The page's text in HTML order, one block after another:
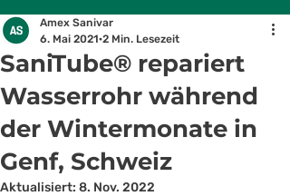
SaniTube® repariert
Wasserrohr während
der Wintermonate in
Genf, Schweiz
Amex Sanivar
6. Mai 2021 2 Min. Lesezeit
Aktualisiert: 8. Nov. 2022